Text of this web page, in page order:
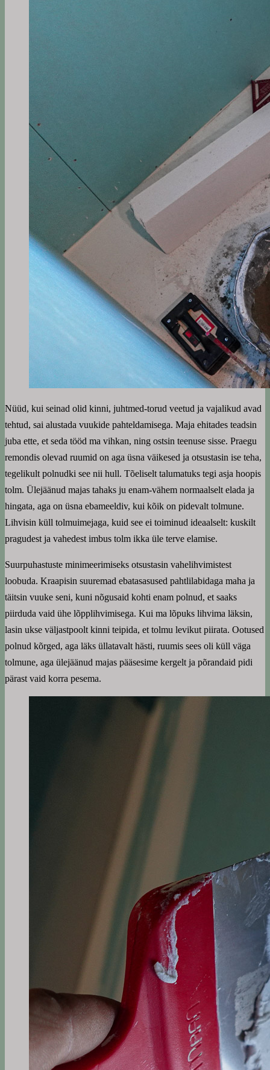
Nüüd, kui seinad olid kinni, juhtmed-torud veetud ja vajalikud avad
tehtud, sai alustada vuukide pahteldamisega. Maja ehitades teadsin
juba ette, et seda tööd ma vihkan, ning ostsin teenuse sisse. Praegu
remondis olevad ruumid on aga üsna väikesed ja otsustasin ise teha,
tegelikult polnudki see nii hull. Tõeliselt talumatuks tegi asja hoopis
tolm. Ülejäänud majas tahaks ju enam-vähem normaalselt elada ja
hingata, aga on üsna ebameeldiv, kui kõik on pidevalt tolmune.
Lihvisin küll tolmuimejaga, kuid see ei toiminud ideaalselt: kuskilt
pragudest ja vahedest imbus tolm ikka üle terve elamise.
Suurpuhastuste minimeerimiseks otsustasin vahelihvimistest
loobuda. Kraapisin suuremad ebatasasused pahtlilabidaga maha ja
täitsin vuuke seni, kuni nõgusaid kohti enam polnud, et saaks
piirduda vaid ühe lõpplihvimisega. Kui ma lõpuks lihvima läksin,
lasin ukse väljastpoolt kinni teipida, et tolmu levikut piirata. Ootused
polnud kõrged, aga läks üllatavalt hästi, ruumis sees oli küll väga
tolmune, aga ülejäänud majas pääsesime kergelt ja põrandaid pidi
pärast vaid korra pesema.